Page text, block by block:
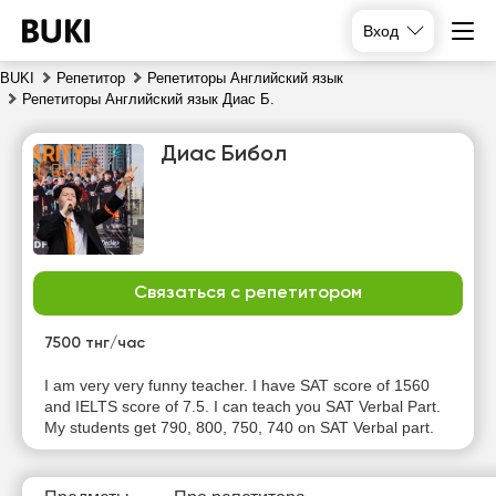
Вход
BUKI Репетитор
Репетиторы Английский язык
Репетиторы Английский язык Диас Б.
Диас Бибол
Связаться с репетитором
7500 тнг/час
I am very very funny teacher. I have SAT score of 1560
and IELTS score of 7.5. I can teach you SAT Verbal Part.
My students get 790, 800, 750, 740 on SAT Verbal part.
сб
вс
17:00
17:30
18:00
10:00
10:30
11:00
10:00
10:30
11:00
Нет
свободных
часов